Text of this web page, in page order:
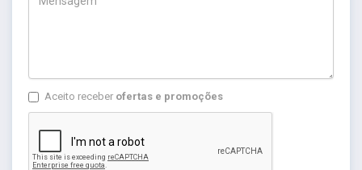
Aceito receber ofertas e promoções